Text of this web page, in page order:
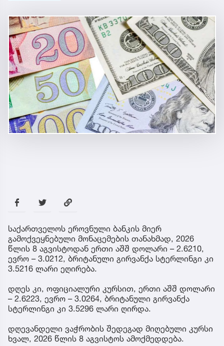
საქართველოს ეროვნული ბანკის მიერ
გამოქვეყნებული მონაცემების თანახმად, 2026
წლის 8 აგვისტოდან ერთი აშშ დოლარი – 2.6210,
ევრო – 3.0212, ბრიტანული გირვანქა სტერლინგი კი
3.5216 ლარი ეღირება.
დღეს კი, ოფიციალური კურსით, ერთი აშშ დოლარი
– 2.6223, ევრო – 3.0264, ბრიტანული გირვანქა
სტერლინგი კი 3.5296 ლარი ღირდა.
დღევანდელი ვაჭრობის შედეგად მიღებული კურსი
ხვალ, 2026 წლის 8 აგვისტოს ამოქმედდება.